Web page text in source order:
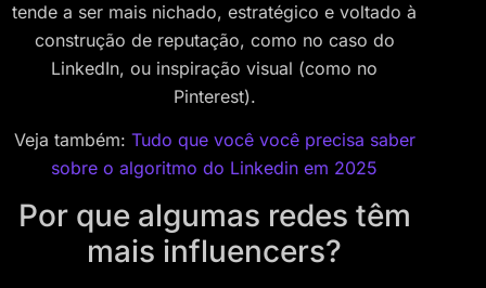
tende a ser mais nichado, estratégico e voltado à
construção de reputação, como no caso do
LinkedIn, ou inspiração visual (como no
Pinterest).
Veja também: Tudo que você você precisa saber
sobre o algoritmo do Linkedin em 2025
Por que algumas redes têm
mais influencers?